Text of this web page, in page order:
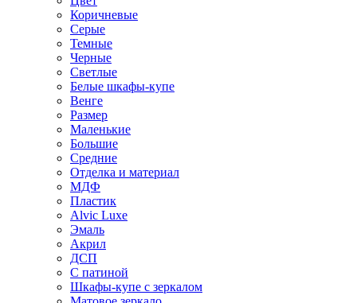
Коричневые
Серые
Темные
Черные
Светлые
Белые шкафы-купе
Венге
Размер
Маленькие
Большие
Средние
Отделка и материал
МДФ
Пластик
Alvic Luxe
Эмаль
Акрил
ДСП
С патиной
Шкафы-купе с зеркалом